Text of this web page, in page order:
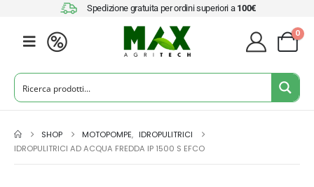
Spedizione gratuita per ordini superiori a 100€
0
SHOP MOTOPOMPE, IDROPULITRICI
IDROPULITRICI AD ACQUA FREDDA IP 1500 S EFCO